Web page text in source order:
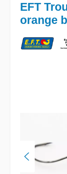
EFT
orange